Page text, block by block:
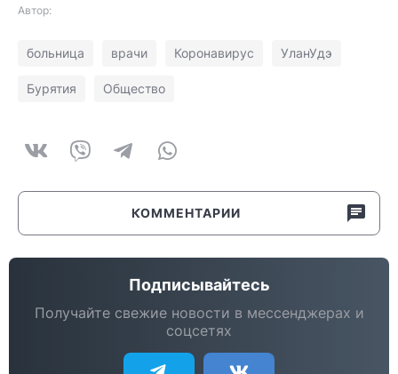
Автор:
больница врачи Коронавирус УланУдэ
Бурятия Общество
КОММЕНТАРИИ
Подписывайтесь
Получайте свежие новости в мессенджерах и
соцсетях